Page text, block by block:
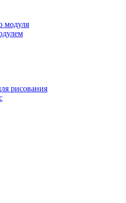
модуля
рисования